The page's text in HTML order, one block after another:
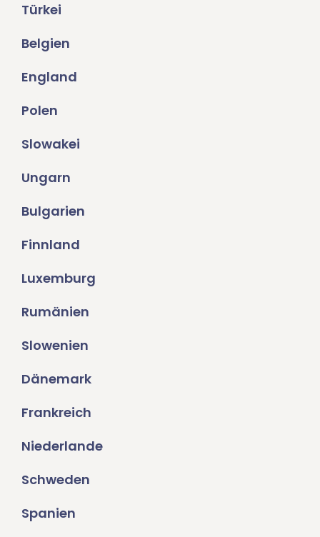
Türkei
Belgien
England
Polen
Slowakei
Ungarn
Bulgarien
Finnland
Luxemburg
Rumänien
Slowenien
Dänemark
Frankreich
Niederlande
Schweden
Spanien